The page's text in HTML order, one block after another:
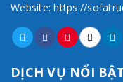
Website: https://
DỊCH VỤ NỔI